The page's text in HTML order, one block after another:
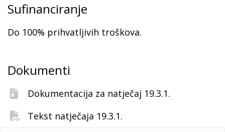
Sufinanciranje
Do 100% prihvatljivih troškova.
Dokumenti
Dokumentacija za natječaj 19.3.1.
Tekst natječaja 19.3.1.